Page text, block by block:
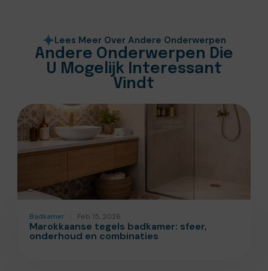
Lees Meer Over Andere Onderwerpen
Andere Onderwerpen Die
U Mogelijk Interessant
Vindt
Badkamer Feb 15, 2026
Marokkaanse tegels badkamer: sfeer,
onderhoud en combinaties